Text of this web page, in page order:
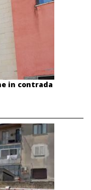
in contrada